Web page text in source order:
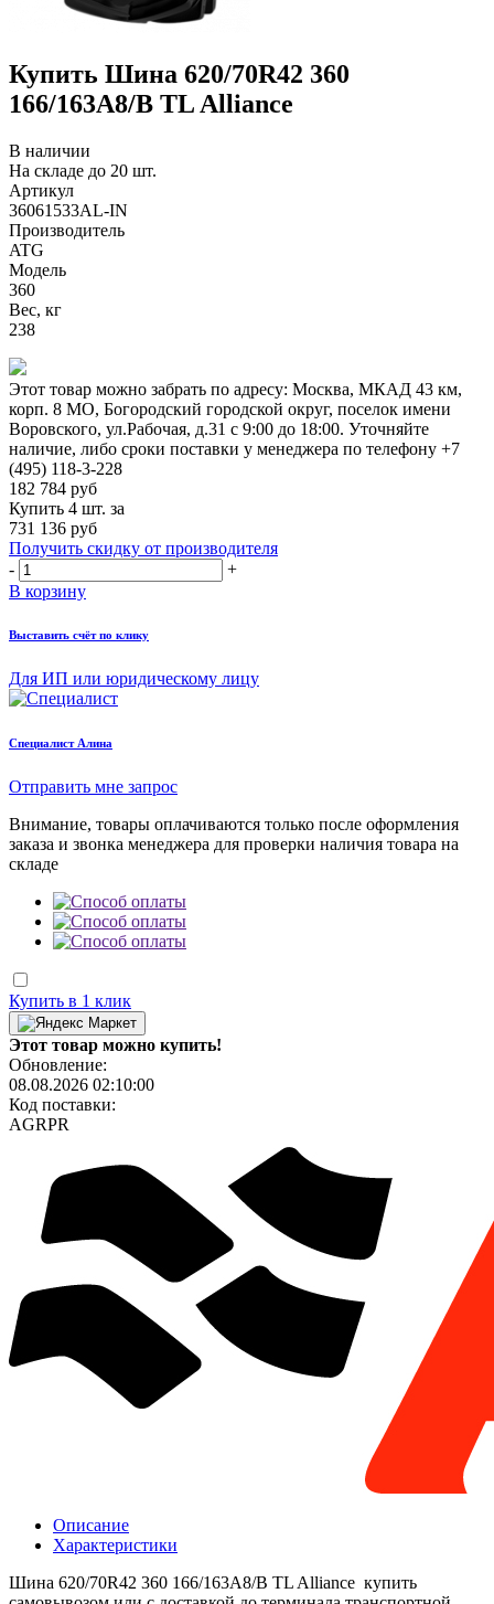
Купить Шина 620/70R42 360
166/163A8/B TL Alliance
В наличии
На складе до 20 шт.
Артикул
36061533AL-IN
Производитель
ATG
Модель
360
Вес, кг
238
Этот товар можно забрать по адресу: Москва, МКАД 43 км,
корп. 8 МО, Богородский городской округ, поселок имени
Воровского, ул.Рабочая, д.31 с 9:00 до 18:00. Уточняйте
наличие, либо сроки поставки у менеджера по телефону +7
(495) 118-3-228
182 784 руб
Купить 4 шт. за
731 136 руб
Получить скидку от производителя
-
+
В корзину
Выставить счёт по клику
Для ИП или юридическому лицу
Cпециалист Алина
Отправить мне запрос
Внимание, товары оплачиваются только после оформления
заказа и звонка менеджера для проверки наличия товара на
складе
Купить в 1 клик
Этот товар можно купить!
Обновление:
08.08.2026 02:10:00
Код поставки:
AGRPR
Описание
Характеристики
Шина 620/70R42 360 166/163A8/B TL Alliance купить